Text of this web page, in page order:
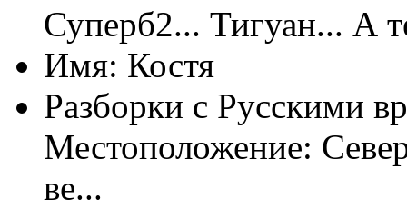
Суперб2... Тигуан... А
Имя: Костя
Разборки с Русскими
Местоположение:
ве...